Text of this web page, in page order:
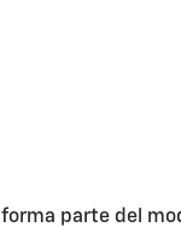
forma parte del